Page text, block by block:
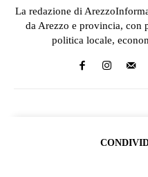
La redazione di
da Arezzo e provincia, con
politica locale,